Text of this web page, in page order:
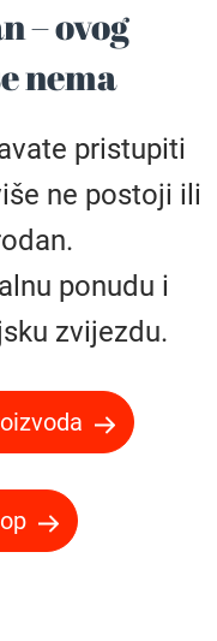
– ovog
nema
pristupiti
ne postoji ili
ponudu i
zvijezdu.